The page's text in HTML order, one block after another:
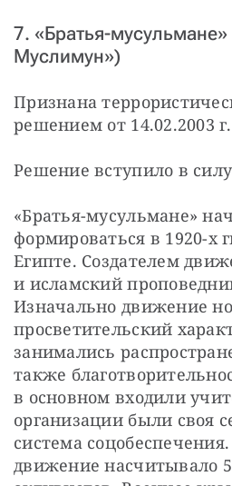
7. «Братья-
Муслимун»)
Признана
решением от 14.02.2003
Решение вступило в силу
«Братья-мусульмане»
формироваться в 1920-х
Египте. Создателем
и исламский
Изначально движение
просветительский
занимались
также
в основном входили
организации были своя
система
движение насчитывало